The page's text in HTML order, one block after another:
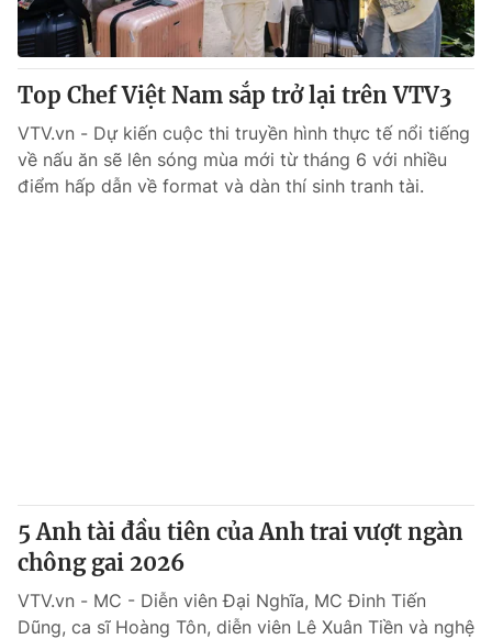
Top Chef Việt Nam sắp trở lại trên VTV3
VTV.vn - Dự kiến cuộc thi truyền hình thực tế nổi tiếng
về nấu ăn sẽ lên sóng mùa mới từ tháng 6 với nhiều
điểm hấp dẫn về format và dàn thí sinh tranh tài.
5 Anh tài đầu tiên của Anh trai vượt ngàn
chông gai 2026
VTV.vn - MC - Diễn viên Đại Nghĩa, MC Đinh Tiến
Dũng, ca sĩ Hoàng Tôn, diễn viên Lê Xuân Tiền và nghệ